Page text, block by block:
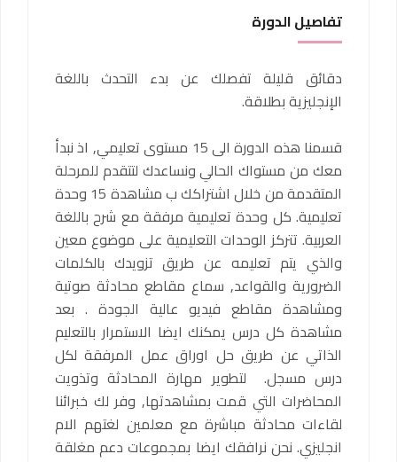
تفاصيل الدورة
دقائق قليلة تفصلك عن بدء التحدث باللغة
الإنجليزية بطلاقة.
قسمنا هذه الدورة الى 15 مستوى تعليمي, اذ نبدأ
معك من مستواك الحالي ونساعدك لتتقدم للمرحلة
المتقدمة من خلال اشتراكك ب مشاهدة 15 وحدة
تعليمية. كل وحدة تعليمية مرفقة مع شرح باللغة
العربية. تتركز الوحدات التعليمية على موضوع معين
والذي يتم تعليمه عن طريق تزويدك بالكلمات
الضرورية والقواعد, سماع مقاطع محادثة صوتية
ومشاهدة مقاطع فيديو عالية الجودة . بعد
مشاهدة كل درس يمكنك ايضا الاستمرار بالتعليم
الذاتي عن طريق حل اوراق عمل المرفقة لكل
درس مسجل. لتطوير مهارة المحادثة وتذويت
المحاضرات التي قمت بمشاهدتها, وفر لك خبرائنا
لقاءات محادثة مباشرة مع معلمين لغتهم الام
انجليزي. نحن نرافقك ايضا بمجموعات دعم مغلقة